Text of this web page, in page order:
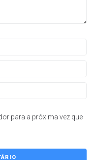
para a próxima vez que